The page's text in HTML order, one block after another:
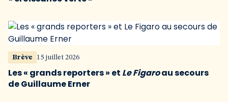
Brève 15 juillet 2026
Les « grands reporters » et Le Figaroau secours
de Guillaume Erner